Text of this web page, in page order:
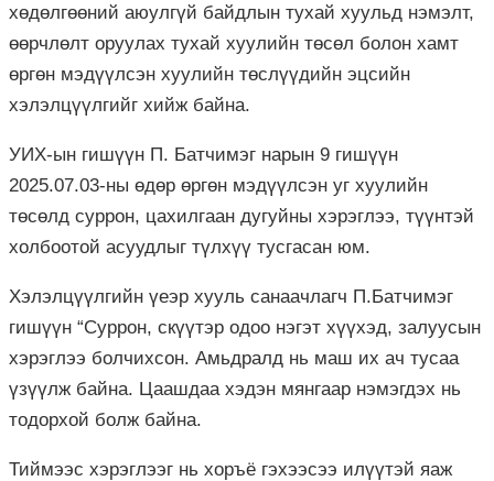
хөдөлгөөний аюулгүй байдлын тухай хуульд нэмэлт,
өөрчлөлт оруулах тухай хуулийн төсөл болон хамт
өргөн мэдүүлсэн хуулийн төслүүдийн эцсийн
хэлэлцүүлгийг хийж байна.
УИХ-ын гишүүн П. Батчимэг нарын 9 гишүүн
2025.07.03-ны өдөр өргөн мэдүүлсэн уг хуулийн
төсөлд суррон, цахилгаан дугуйны хэрэглээ, түүнтэй
холбоотой асуудлыг түлхүү тусгасан юм.
Хэлэлцүүлгийн үеэр хууль санаачлагч П.Батчимэг
гишүүн “Суррон, скүүтэр одоо нэгэт хүүхэд, залуусын
хэрэглээ болчихсон. Амьдралд нь маш их ач тусаа
үзүүлж байна. Цаашдаа хэдэн мянгаар нэмэгдэх нь
тодорхой болж байна.
Тиймээс хэрэглээг нь хоръё гэхээсээ илүүтэй яаж